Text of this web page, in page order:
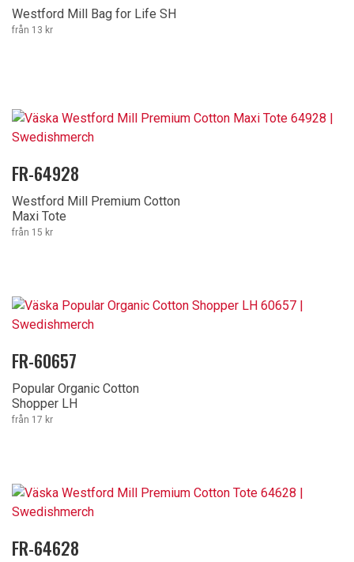
Westford Mill Bag for Life SH
från 13 kr
FR-64928
Westford Mill Premium Cotton
Maxi Tote
från 15 kr
FR-60657
Popular Organic Cotton
Shopper LH
från 17 kr
FR-64628